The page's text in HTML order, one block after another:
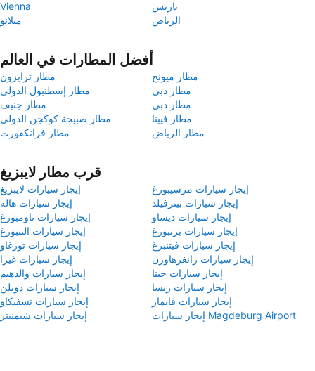
Vienna
باريس
ميلانو
الرياض
أفضل المطارات في العالم
مطار ترابزون
مطار ميونخ
مطار إسطنبول الدولي
مطار دبي
مطار جنيف
مطار دبي
مطار صبيحة كوكجن الدولي
مطار فيينا
مطار فرانكفورت
مطار الرياض
قرب مطار لايبزيغ
إيجار سيارات لايبزيغ
إيجار سيارات مرسيبورغ
إيجار سيارات هاله
إيجار سيارات بيترفيلد
إيجار سيارات ناومبورغ
إيجار سيارات ديساو
إيجار سيارات التنبورغ
إيجار سيارات برنبورغ
إيجار سيارات تورغاو
إيجار سيارات فيتنبرغ
إيجار سيارات غيرا
إيجار سيارات زانغرهاوزن
إيجار سيارات والدهيم
إيجار سيارات جينا
إيجار سيارات دوبلن
إيجار سيارات ريسا
إيجار سيارات تسفيكاو
إيجار سيارات فايمار
إيجار سيارات شيمنيتز
إيجار سيارات Magdeburg Airport